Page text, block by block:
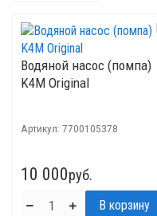
Водяной насос (помпа)
K4M Original
Артикул: 7700105378
10 000руб.